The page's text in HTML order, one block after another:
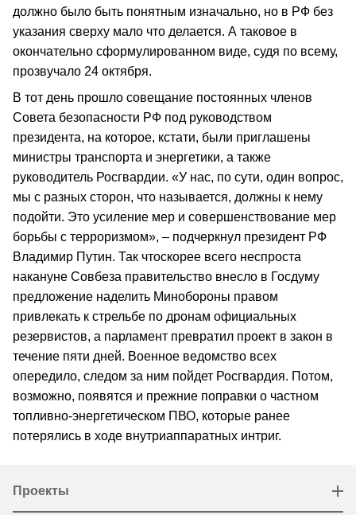
должно было быть понятным изначально, но в РФ без
указания сверху мало что делается. А таковое в
окончательно сформулированном виде, судя по всему,
прозвучало 24 октября.
В тот день прошло совещание постоянных членов
Совета безопасности РФ под руководством
президента, на которое, кстати, были приглашены
министры транспорта и энергетики, а также
руководитель Росгвардии. «У нас, по сути, один вопрос,
мы с разных сторон, что называется, должны к нему
подойти. Это усиление мер и совершенствование мер
борьбы с терроризмом», – подчеркнул президент РФ
Владимир Путин. Так чтоскорее всего неспроста
накануне Совбеза правительство внесло в Госдуму
предложение наделить Минобороны правом
привлекать к стрельбе по дронам официальных
резервистов, а парламент превратил проект в закон в
течение пяти дней. Военное ведомство всех
опередило, следом за ним пойдет Росгвардия. Потом,
возможно, появятся и прежние поправки о частном
топливно-энергетическом ПВО, которые ранее
потерялись в ходе внутриаппаратных интриг.
Проекты